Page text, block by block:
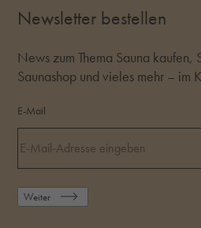
Newsletter bestellen
News zum Thema Sauna
Saunashop und vieles mehr – im
E-Mail
Weiter